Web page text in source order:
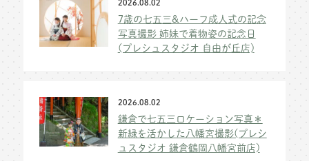
2026.08.02
7歳の七五三&ハーフ成人式の記念
写真撮影 姉妹で着物姿の記念日
(プレシュスタジオ 自由が丘店)
2026.08.02
鎌倉で七五三ロケーション写真＊
新緑を活かした八幡宮撮影(プレシ
ュスタジオ 鎌倉鶴岡八幡宮前店)